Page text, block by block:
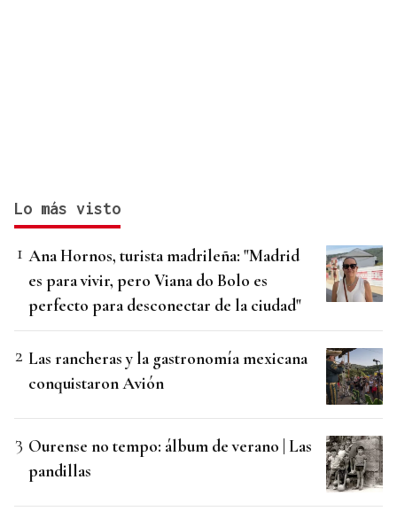
Lo más visto
Ana Hornos, turista madrileña: "Madrid
es para vivir, pero Viana do Bolo es
perfecto para desconectar de la ciudad"
Las rancheras y la gastronomía mexicana
conquistaron Avión
Ourense no tempo: álbum de verano | Las
pandillas